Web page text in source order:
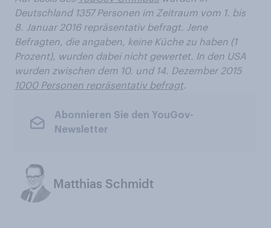
Deutschland 1357 Personen im Zeitraum vom 1. bis
8. Januar 2016 repräsentativ befragt. Jene
Befragten, die angaben, keine Küche zu haben (1
Prozent), wurden dabei nicht gewertet. In den USA
wurden zwischen dem 10. und 14. Dezember 2015
1000 Personen repräsentativ befragt.
Abonnieren Sie den YouGov-
Newsletter
Matthias Schmidt